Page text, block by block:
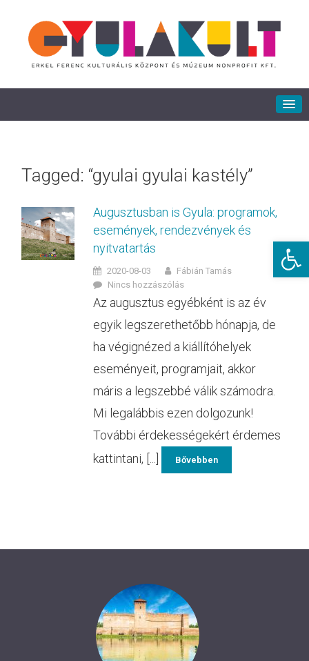
Tagged: “gyulai gyulai kastély”
Augusztusban is Gyula: programok,
események, rendezvények és
nyitvatartás
2020-08-03
Fábián Tamás
Nincs hozzászólás
Az augusztus egyébként is az év
egyik legszerethetőbb hónapja, de
ha végignézed a kiállítóhelyek
eseményeit, programjait, akkor
máris a legszebbé válik számodra.
Mi legalábbis ezen dolgozunk!
További érdekességekért érdemes
kattintani, [...]
Bővebben